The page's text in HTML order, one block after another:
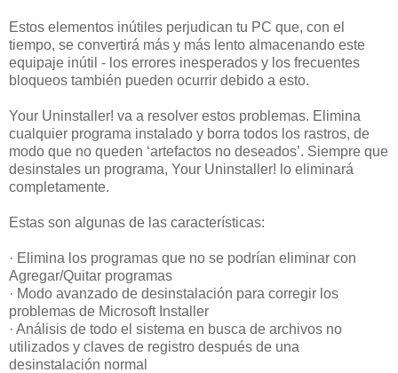
Estos elementos inútiles perjudican tu PC que, con el
tiempo, se convertirá más y más lento almacenando este
equipaje inútil - los errores inesperados y los frecuentes
bloqueos también pueden ocurrir debido a esto.
Your Uninstaller! va a resolver estos problemas. Elimina
cualquier programa instalado y borra todos los rastros, de
modo que no queden ‘artefactos no deseados’. Siempre que
desinstales un programa, Your Uninstaller! lo eliminará
completamente.
Estas son algunas de las características:
· Elimina los programas que no se podrían eliminar con
Agregar/Quitar programas
· Modo avanzado de desinstalación para corregir los
problemas de Microsoft Installer
· Análisis de todo el sistema en busca de archivos no
utilizados y claves de registro después de una
desinstalación normal